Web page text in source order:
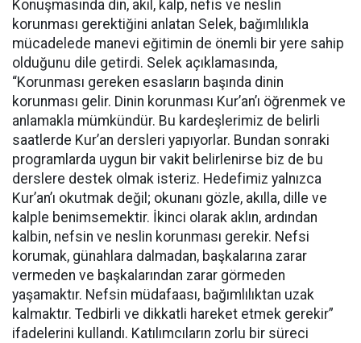
Konuşmasında din, akıl, kalp, nefis ve neslin
korunması gerektiğini anlatan Selek, bağımlılıkla
mücadelede manevi eğitimin de önemli bir yere sahip
olduğunu dile getirdi. Selek açıklamasında,
“Korunması gereken esasların başında dinin
korunması gelir. Dinin korunması Kur’an’ı öğrenmek ve
anlamakla mümkündür. Bu kardeşlerimiz de belirli
saatlerde Kur’an dersleri yapıyorlar. Bundan sonraki
programlarda uygun bir vakit belirlenirse biz de bu
derslere destek olmak isteriz. Hedefimiz yalnızca
Kur’an’ı okutmak değil; okunanı gözle, akılla, dille ve
kalple benimsemektir. İkinci olarak aklın, ardından
kalbin, nefsin ve neslin korunması gerekir. Nefsi
korumak, günahlara dalmadan, başkalarına zarar
vermeden ve başkalarından zarar görmeden
yaşamaktır. Nefsin müdafaası, bağımlılıktan uzak
kalmaktır. Tedbirli ve dikkatli hareket etmek gerekir”
ifadelerini kullandı. Katılımcıların zorlu bir süreci